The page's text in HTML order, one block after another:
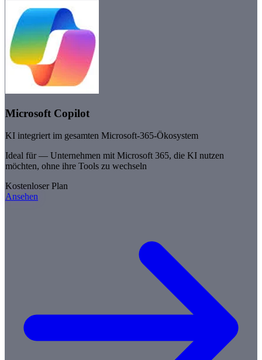
Microsoft Copilot
KI integriert im gesamten Microsoft-365-Ökosystem
Ideal für — Unternehmen mit Microsoft 365, die KI nutzen
möchten, ohne ihre Tools zu wechseln
Kostenloser Plan
Ansehen